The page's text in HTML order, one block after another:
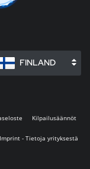
FINLAND
Kilpailusäännöt
Imprint - Tietoja yrityksestä